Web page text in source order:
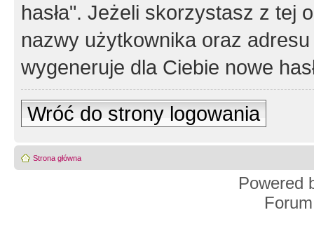
hasła". Jeżeli skorzystasz z tej
nazwy użytkownika oraz
wygeneruje dla Ciebie nowe
Wróć do strony logowania
Strona główna
Powered